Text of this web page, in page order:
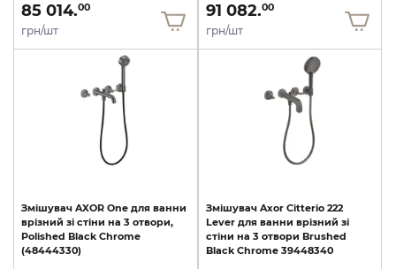
85 014.00
грн/шт
91 082.00
грн/шт
Змішувач AXOR One для ванни
врізний зі стіни на 3 отвори,
Polished Black Chrome
(48444330)
Змішувач Axor Citterio 222
Lever для ванни врізний зі
стіни на 3 отвори Brushed
Black Chrome 39448340